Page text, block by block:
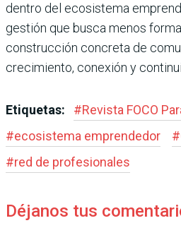
dentro del ecosistema
gestión que busca menos
construcción concreta de
crecimiento, conexión y
Etiquetas: #Revista FOCO
#ecosistema emprendedor #
#red de profesionales
Déjanos tus